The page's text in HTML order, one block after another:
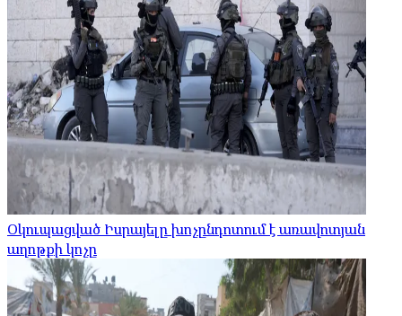
Օկուպացված Իսրայելը խոչընդոտում է առավոտյան
աղոթքի կոչը